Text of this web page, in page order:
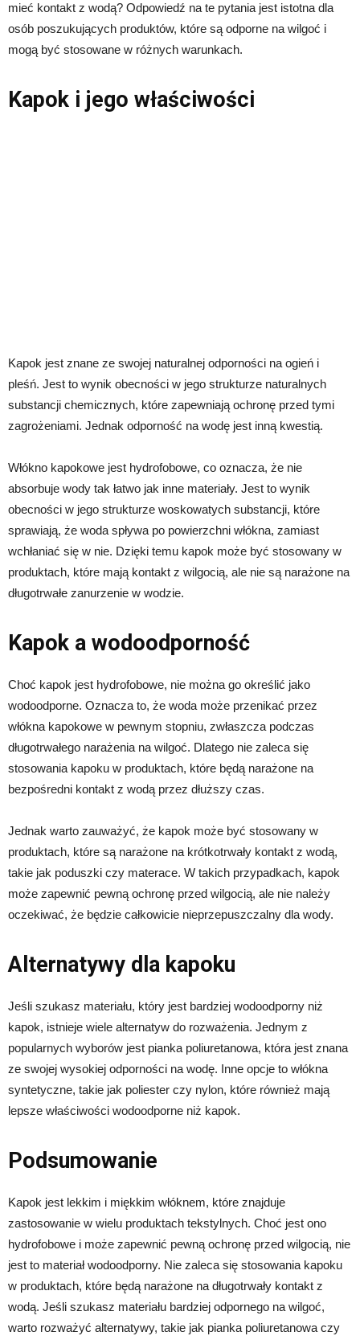
mieć kontakt z wodą? Odpowiedź na te pytania jest istotna dla
osób poszukujących produktów, które są odporne na wilgoć i
mogą być stosowane w różnych warunkach.
Kapok i jego właściwości
Kapok jest znane ze swojej naturalnej odporności na ogień i
pleśń. Jest to wynik obecności w jego strukturze naturalnych
substancji chemicznych, które zapewniają ochronę przed tymi
zagrożeniami. Jednak odporność na wodę jest inną kwestią.
Włókno kapokowe jest hydrofobowe, co oznacza, że nie
absorbuje wody tak łatwo jak inne materiały. Jest to wynik
obecności w jego strukturze woskowatych substancji, które
sprawiają, że woda spływa po powierzchni włókna, zamiast
wchłaniać się w nie. Dzięki temu kapok może być stosowany w
produktach, które mają kontakt z wilgocią, ale nie są narażone na
długotrwałe zanurzenie w wodzie.
Kapok a wodoodporność
Choć kapok jest hydrofobowe, nie można go określić jako
wodoodporne. Oznacza to, że woda może przenikać przez
włókna kapokowe w pewnym stopniu, zwłaszcza podczas
długotrwałego narażenia na wilgoć. Dlatego nie zaleca się
stosowania kapoku w produktach, które będą narażone na
bezpośredni kontakt z wodą przez dłuższy czas.
Jednak warto zauważyć, że kapok może być stosowany w
produktach, które są narażone na krótkotrwały kontakt z wodą,
takie jak poduszki czy materace. W takich przypadkach, kapok
może zapewnić pewną ochronę przed wilgocią, ale nie należy
oczekiwać, że będzie całkowicie nieprzepuszczalny dla wody.
Alternatywy dla kapoku
Jeśli szukasz materiału, który jest bardziej wodoodporny niż
kapok, istnieje wiele alternatyw do rozważenia. Jednym z
popularnych wyborów jest pianka poliuretanowa, która jest znana
ze swojej wysokiej odporności na wodę. Inne opcje to włókna
syntetyczne, takie jak poliester czy nylon, które również mają
lepsze właściwości wodoodporne niż kapok.
Podsumowanie
Kapok jest lekkim i miękkim włóknem, które znajduje
zastosowanie w wielu produktach tekstylnych. Choć jest ono
hydrofobowe i może zapewnić pewną ochronę przed wilgocią, nie
jest to materiał wodoodporny. Nie zaleca się stosowania kapoku
w produktach, które będą narażone na długotrwały kontakt z
wodą. Jeśli szukasz materiału bardziej odpornego na wilgoć,
warto rozważyć alternatywy, takie jak pianka poliuretanowa czy